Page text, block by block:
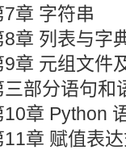
7章 字符串
8章 列表与字
9章 元组文件
三部分语句和
10章 Python
11章 赋值表